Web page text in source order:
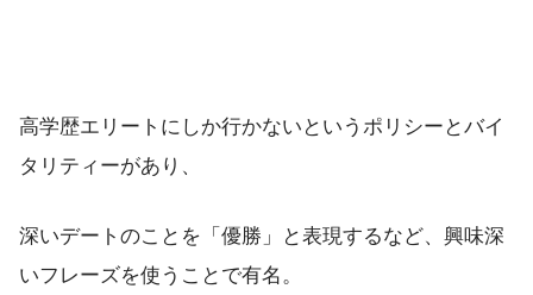
高学歴エリートにしか行かないというポリシーとバイ
タリティーがあり、
深いデートのことを「優勝」と表現するなど、興味深
いフレーズを使うことで有名。